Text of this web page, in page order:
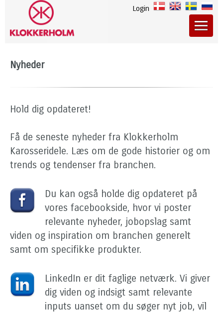
Login
Nyheder
Hold dig opdateret!
Få de seneste nyheder fra Klokkerholm
Karosseridele. Læs om de gode historier og om
trends og tendenser fra branchen.
Du kan også holde dig opdateret på
vores facebookside, hvor vi poster
relevante nyheder, jobopslag samt
viden og inspiration om branchen generelt
samt om specifikke produkter.
LinkedIn er dit faglige netværk. Vi giver
dig viden og indsigt samt relevante
inputs uanset om du søger nyt job, vil